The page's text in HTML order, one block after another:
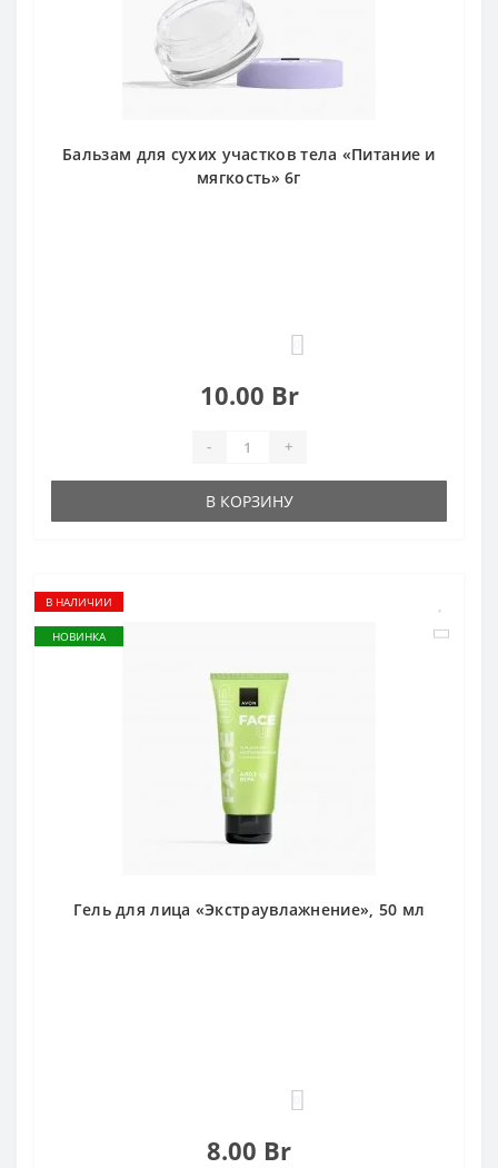
Бальзам для сухих участков тела «Питание и
мягкость» 6г
10.00 Br
- +
В КОРЗИНУ
В НАЛИЧИИ
НОВИНКА
Гель для лица «Экстраувлажнение», 50 мл
8.00 Br